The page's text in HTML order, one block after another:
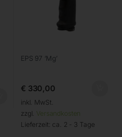
EPS 97 ‘Mg’
€ 330,00
inkl. MwSt.
zzgl. Versandkosten
Lieferzeit: ca. 2 - 3 Tage